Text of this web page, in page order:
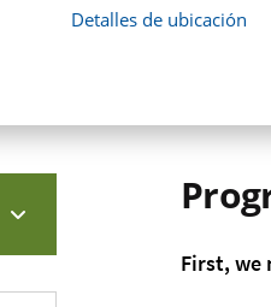
Detalles de ubicación